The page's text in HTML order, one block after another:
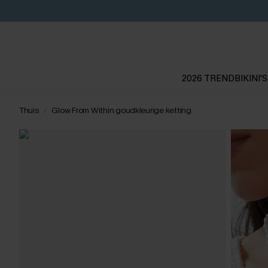
2026 TRENDBIKINI'S
Thuis Glow From Within goudkleurige ketting